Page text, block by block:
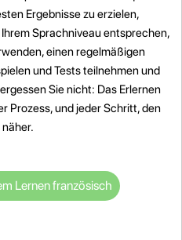
Ergebnisse zu erzielen,
Sprachniveau entsprechen,
einen regelmäßigen
und Tests teilnehmen und
Sie nicht: Das Erlernen
Prozess, und jeder Schritt, den
Lernen französisch